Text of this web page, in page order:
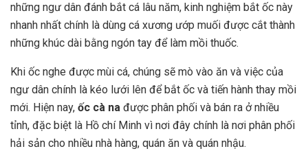
những ngư dân đánh bắt cá lâu năm, kinh nghiệm bắt ốc này
nhanh nhất chính là dùng cá xương ướp muối được cắt thành
những khúc dài bằng ngón tay để làm mồi thuốc.
Khi ốc nghe được mùi cá, chúng sẽ mò vào ăn và việc của
ngư dân chính là kéo lưới lên để bắt ốc và tiến hành thay mồi
mới. Hiện nay, ốc cà na được phân phối và bán ra ở nhiều
tỉnh, đặc biệt là Hồ chí Minh vì nơi đây chính là nơi phân phối
hải sản cho nhiều nhà hàng, quán ăn và quán nhậu.